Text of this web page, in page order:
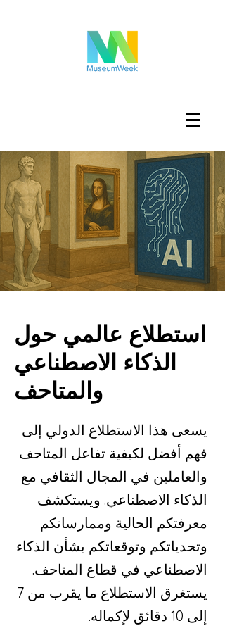
تسجيل الدخول
استطلاع عالمي حول
الذكاء الاصطناعي
والمتاحف
يسعى هذا الاستطلاع الدولي إلى
فهم أفضل لكيفية تفاعل المتاحف
والعاملين في المجال الثقافي مع
الذكاء الاصطناعي. ويستكشف
معرفتكم الحالية وممارساتكم
وتحدياتكم وتوقعاتكم بشأن الذكاء
الاصطناعي في قطاع المتاحف.
يستغرق الاستطلاع ما يقرب من 7
إلى 10 دقائق لإكماله.